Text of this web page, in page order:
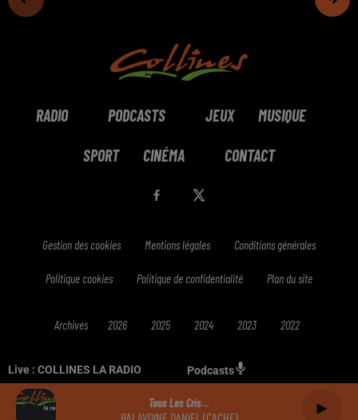
Live : COLLINES LA RADIO Podcasts
Tous Les Cris…
BALAVOINE DANIEL (CACHE)
RADIO PODCASTS JEUX MUSIQUE
SPORT CINÉMA CONTACT
Gestion des cookies Mentions légales Conditions générales
Politique cookies Politique de confidentialité Plan du site
Archives 2026 2025 2024 2023 2022